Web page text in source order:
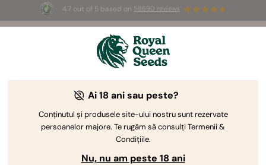
4.7 out of 5 based on 58690 reviews
3 semințe White Widow AutoGRATUITE pentru
Ai 18 ani sau peste?
Conținutul și produsele site-ului nostru sunt rezervate
persoanelor majore. Te rugăm să consulți Termenii &
Condițiile.
Nu, nu am peste 18 ani